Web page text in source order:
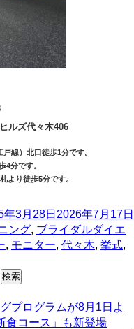
ルズ代々木406
線）北口徒歩1分です。
4分です。
り徒歩5分です。
年3月28日 2026年7月17日
ング, ブライダルダイエ
, モニター, 代々木, 挙式,
検索
プログラムが8月1日よ
食コース」も新登場